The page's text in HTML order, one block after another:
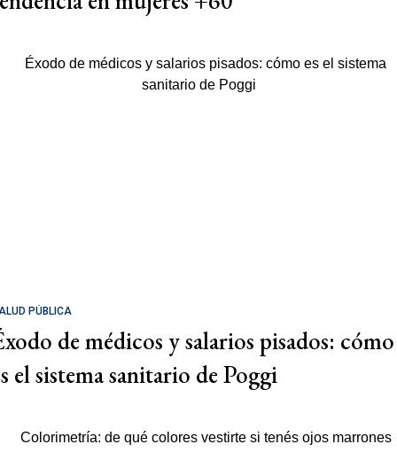
PÚBLICA
de médicos y salarios pisados: cómo
el sistema sanitario de Poggi